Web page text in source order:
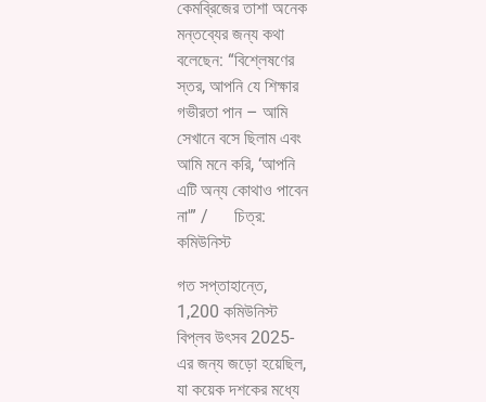
কেমব্রিজের তাশা অনেক
মন্তব্যের জন্য কথা
বলেছেন: “বিশ্লেষণের
স্তর, আপনি যে শিক্ষার
গভীরতা পান – আমি
সেখানে বসে ছিলাম এবং
আমি মনে করি, ‘আপনি
এটি অন্য কোথাও পাবেন
না'” / চিত্র:
কমিউনিস্ট
গত সপ্তাহান্তে,
1,200 কমিউনিস্ট
বিপ্লব উৎসব 2025-
এর জন্য জড়ো হয়েছিল,
যা কয়েক দশকের মধ্যে